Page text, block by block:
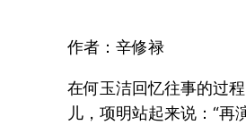
作者：辛修禄
在何玉洁回忆往事的过
儿，项明站起来说：“